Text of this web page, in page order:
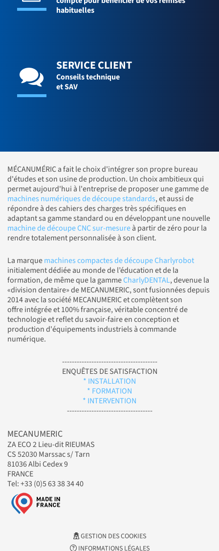
habituelles
SERVICE CLIENT
Conseils technique
et SAV
MÉCANUMÉRIC a fait le choix d'intégrer son propre bureau
d'études et son usine de production. Un choix ambitieux qui
permet aujourd'hui à l'entreprise de proposer une gamme de
machines numériques de découpe standards, et aussi de
répondre à des cahiers des charges très spécifiques en
adaptant sa gamme standard ou en développant une nouvelle
machine de découpe CNC sur-mesureà partir de zéro pour la
rendre totalement personnalisée à son client.
La marquemachines compactes de découpe Charlyrobot
initialement dédiée au monde de l’éducation et de la
formation, de même que la gammeCharlyDENTAL, devenue la
«division dentaire» de MECANUMERIC, sont fusionnées depuis
2014 avec la société MECANUMERIC et complètent son
offre intégrée et 100% française, véritable concentré de
technologie et reflet du savoir-faire en conception et
production d'équipements industriels à commande
numérique.
---------------------------------------
ENQUÊTES DE SATISFACTION
* INSTALLATION
* FORMATION
* INTERVENTION
-----------------------------------
MECANUMERIC
ZA ECO 2 Lieu-dit RIEUMAS
CS 52030 Marssac s/ Tarn
81036 Albi Cedex 9
FRANCE
Tel: +33 (0)5 63 38 34 40
GESTION DES COOKIES
INFORMATIONS LÉGALES